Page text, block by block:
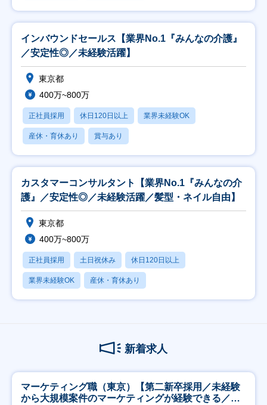
インバウンドセールス【業界No.1『みんなの介護』
／安定性◎／未経験活躍】
東京都
400万~800万
正社員採用 休日120日以上 業界未経験OK
産休・育休あり 賞与あり
カスタマーコンサルタント【業界No.1『みんなの介
護』／安定性◎／未経験活躍／髪型・ネイル自由】
東京都
400万~800万
正社員採用 土日祝休み 休日120日以上
業界未経験OK 産休・育休あり
新着求人
マーケティング職（東京）【第二新卒採用／未経験
から大規模案件のマーケティングが経験できる／研